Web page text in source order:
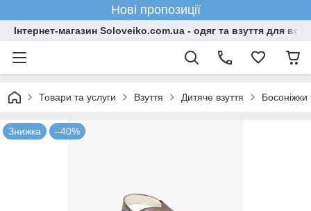
Нові пропозиції
Інтернет-магазин Soloveiko.com.ua - одяг та взуття для всієї
Товари та услуги Взуття Дитяче взуття Босоніжки
Знижка –40%